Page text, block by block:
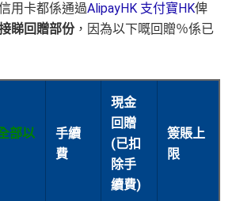
用卡都係通過AlipayHK 支付寶HK俾
睇回贈部份，因為以下嘅回贈％係已
部以
手續
費
現金
回贈
(已扣
除手
續費)
簽賬上
限